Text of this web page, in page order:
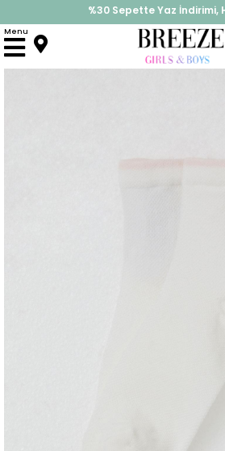
%30 Sepette Yaz İndirimi,
İndirimlere ek %10 İndirimi Kap,
Menu
Anasayfa Çorap Kız Çocuk Soket Çorap Basic Ekru (7-16 Yaş)